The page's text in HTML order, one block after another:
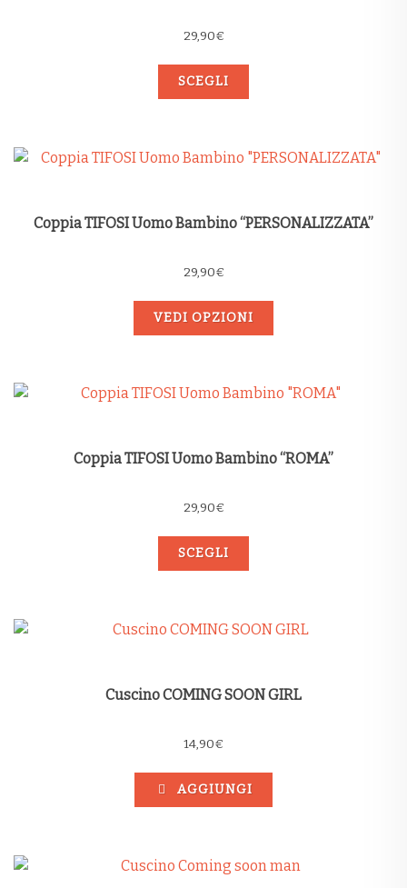
29,90€
SCEGLI
Coppia TIFOSI Uomo Bambino “PERSONALIZZATA”
29,90€
VEDI OPZIONI
Coppia TIFOSI Uomo Bambino “ROMA”
29,90€
SCEGLI
Cuscino COMING SOON GIRL
14,90€
AGGIUNGI